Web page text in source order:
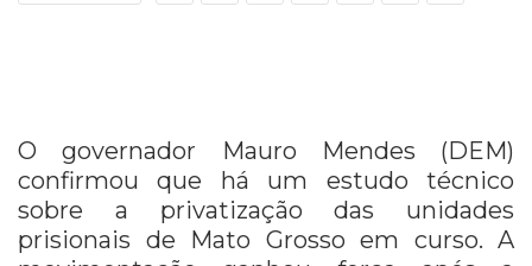
O governador Mauro Mendes (DEM)
confirmou que há um estudo técnico
sobre a privatização das unidades
prisionais de Mato Grosso em curso. A